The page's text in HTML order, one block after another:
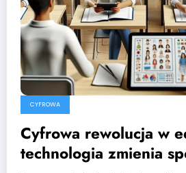
CYFROWA
Cyfrowa rewolucja w
technologia zmienia